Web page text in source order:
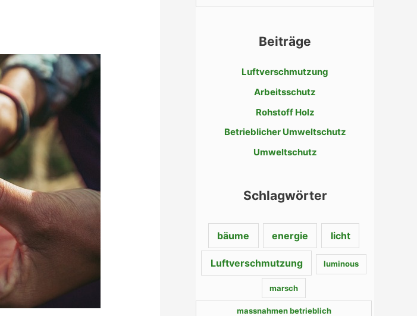
u
Beiträge
Luftverschmutzung
Arbeitsschutz
Rohstoff Holz
Betrieblicher Umweltschutz
Umweltschutz
Schlagwörter
bäume energie licht
Luftverschmutzung luminous
marsch
massnahmen betrieblich